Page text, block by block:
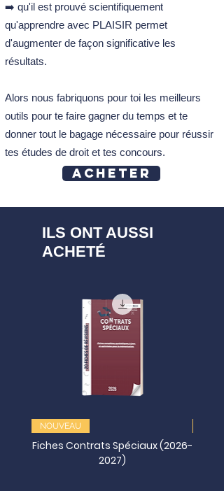
➡️ qu'il est prouvé scientifiquement
qu'apprendre avec PLAISIR permet
d'augmenter de façon significative les
résultats.
Alors nous fabriquons pour toi les meilleurs
outils pour te faire gagner du temps et te
donner tout le bagage nécessaire pour réussir
tes études de droit et tes concours.
Acheter
ILS ONT AUSSI
ACHETÉ
NOUVEAU
Fiches Contrats Spéciaux (2026-
2027)